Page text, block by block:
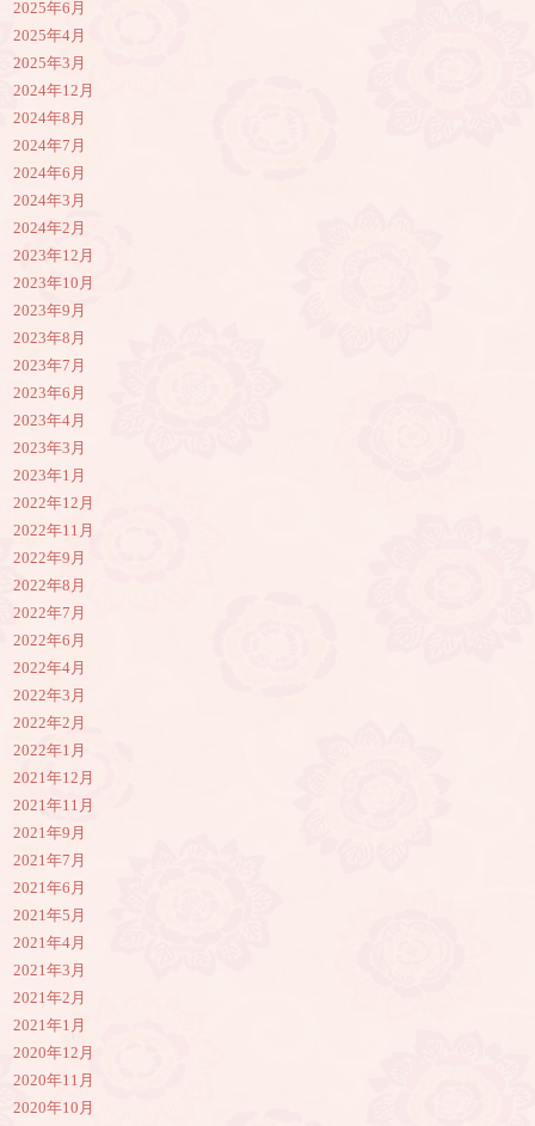
2025年6月
2025年4月
2025年3月
2024年12月
2024年8月
2024年7月
2024年6月
2024年3月
2024年2月
2023年12月
2023年10月
2023年9月
2023年8月
2023年7月
2023年6月
2023年4月
2023年3月
2023年1月
2022年12月
2022年11月
2022年9月
2022年8月
2022年7月
2022年6月
2022年4月
2022年3月
2022年2月
2022年1月
2021年12月
2021年11月
2021年9月
2021年7月
2021年6月
2021年5月
2021年4月
2021年3月
2021年2月
2021年1月
2020年12月
2020年11月
2020年10月